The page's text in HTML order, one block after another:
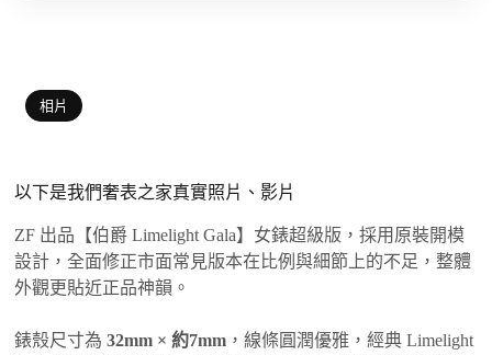
相片
以下是我們奢表之家真實照片、影片
ZF 出品【伯爵 Limelight Gala】女錶超級版，採用原裝開模
設計，全面修正市面常見版本在比例與細節上的不足，整體
外觀更貼近正品神韻。
錶殼尺寸為32mm × 約7mm ，線條圓潤優雅，經典 Limelight